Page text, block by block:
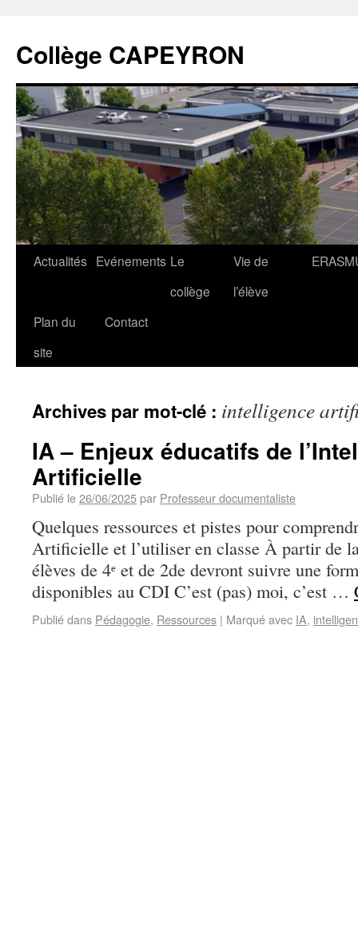
Collège CAPEYRON
Actualités Evénements Le
collège
Vie de
l’élève
Plan du
site
Contact
Archives par mot-clé : intelligence
IA – Enjeux éducatifs de
Artificielle
Publié le26/06/2025par Professeur documentaliste
Quelques ressources et pistes pour
Artificielle et l’utiliser en classe À partir de
élèves de 4ᵉ et de 2de devront suivre une
disponibles au CDI C’est (pas) moi, c’est …
Publié dans Pédagogie, Ressources | Marqué avec IA,